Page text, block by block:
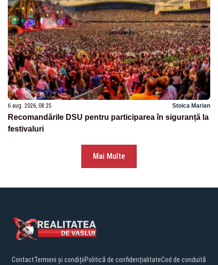
6 aug. 2026, 08:25 Stoica Marian
Recomandările DSU pentru participarea în siguranță la
festivaluri
Mai Multe
ContactTermeni și condițiiPolitică de confidențialitateCod de conduită